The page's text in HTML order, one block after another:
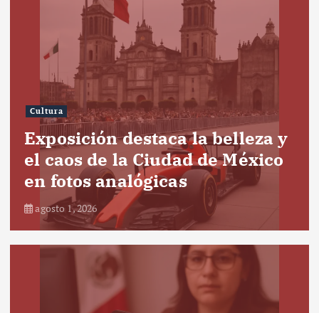
Cultura
Exposición destaca la belleza y
el caos de la Ciudad de México
en fotos analógicas
agosto 1, 2026